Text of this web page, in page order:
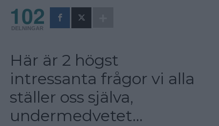
102
DELNINGAR
Här är 2 högst
intressanta frågor vi alla
ställer oss själva,
undermedvetet…